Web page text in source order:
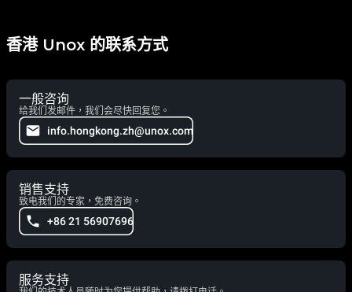
香港 Unox 的联系方式
一般咨询
给我们发邮件，我们会尽快回复您。
info.hongkong.zh@unox.com
销售支持
致电我们的专家，免费咨询。
+86 21 56907696
服务支持